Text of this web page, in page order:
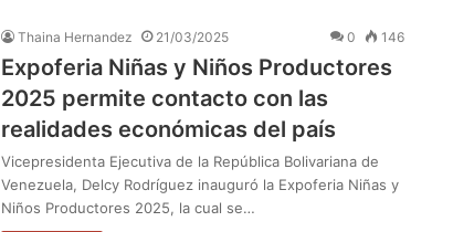
Thaina Hernandez 21/03/2025 0 146
Expoferia Niñas y Niños Productores
2025 permite contacto con las
realidades económicas del país
Vicepresidenta Ejecutiva de la República Bolivariana de
Venezuela, Delcy Rodríguez inauguró la Expoferia Niñas y
Niños Productores 2025, la cual se…